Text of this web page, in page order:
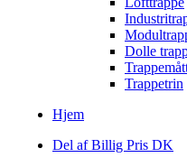
Dolle
Trappetrin
Hjem
Del af Billig Pris DK